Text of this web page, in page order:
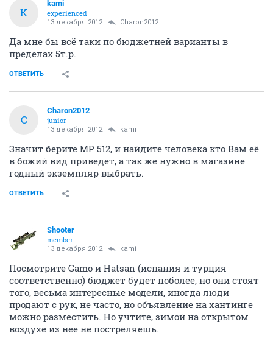
K
kami
experienced
13 декабря 2012 Charon2012
Да мне бы всё таки по бюджетней варианты в
пределах 5т.р.
ОТВЕТИТЬ
C
Charon2012
junior
13 декабря 2012 kami
Значит берите МР 512, и найдите человека кто Вам её
в божий вид приведет, а так же нужно в магазине
годный экземпляр выбрать.
ОТВЕТИТЬ
Shooter
member
13 декабря 2012 kami
Посмотрите Gamo и Hatsan (испания и турция
соответственно) бюджет будет поболее, но они стоят
того, весьма интересные модели, иногда люди
продают с рук, не часто, но объявление на хантинге
можно разместить. Но учтите, зимой на открытом
воздухе из нее не постреляешь.